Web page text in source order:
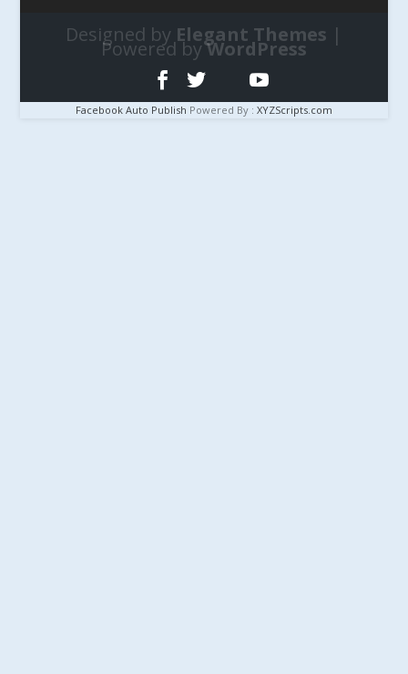
Designed by Elegant Themes |
Powered byWordPress
Facebook Auto Publish Powered By : XYZScripts.com